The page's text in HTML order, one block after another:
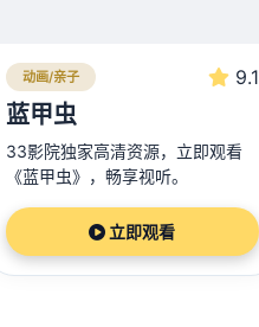
动画/亲子 9.1
蓝甲虫
33影院独家高清资源，立即观看
《蓝甲虫》，畅享视听。
立即观看